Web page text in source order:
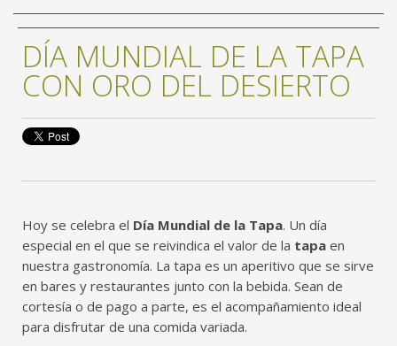
DÍA MUNDIAL DE LA TAPA
CON ORO DEL DESIERTO
Hoy se celebra el Día Mundial de la Tapa. Un día
especial en el que se reivindica el valor de la tapa en
nuestra gastronomía. La tapa es un aperitivo que se sirve
en bares y restaurantes junto con la bebida. Sean de
cortesía o de pago a parte, es el acompañamiento ideal
para disfrutar de una comida variada.